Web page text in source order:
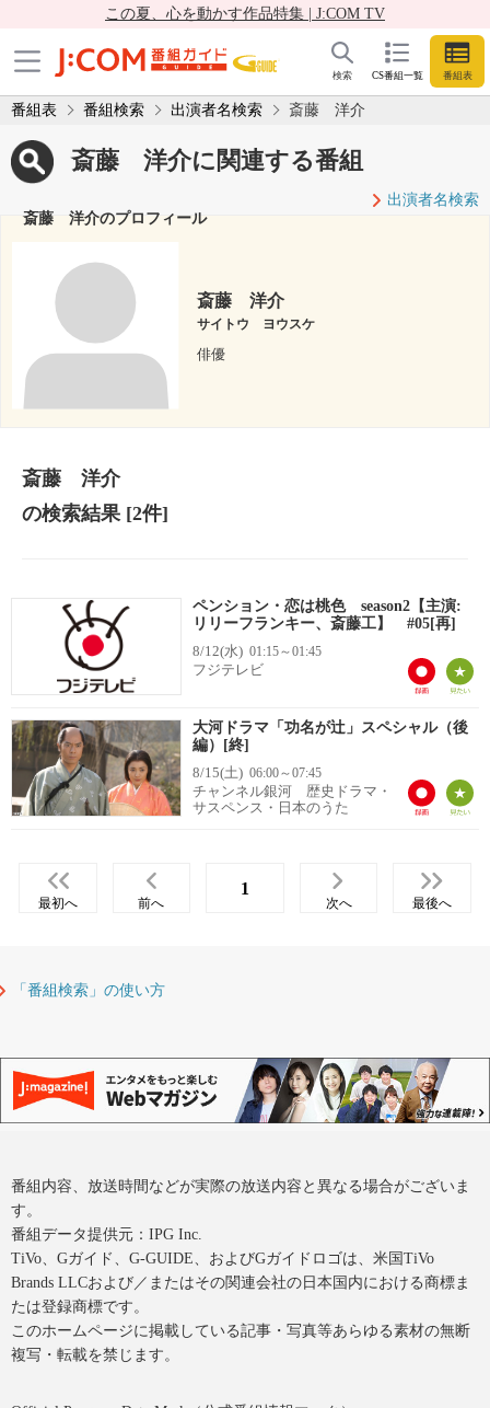
この夏、心を動かす作品特集 | J:COM TV
CS番組一覧 番組表
検索
番組表 番組検索 出演者名検索 斎藤 洋介
斎藤 洋介に関連する番組
出演者名検索
斎藤 洋介のプロフィール
斎藤 洋介
サイトウ ヨウスケ
俳優
斎藤 洋介
の検索結果[2件]
ペンション・恋は桃色 season2【主演:
リリーフランキー、斎藤工】 #05[再]
8/12(水) 01:15～01:45
フジテレビ
大河ドラマ「功名が辻」スペシャル（後
編）[終]
8/15(土) 06:00～07:45
チャンネル銀河 歴史ドラマ・
サスペンス・日本のうた
最初へ 前へ
1
次へ 最後へ
「番組検索」の使い方
番組内容、放送時間などが実際の放送内容と異なる場合がございま
す。
番組データ提供元：IPG Inc.
TiVo、Gガイド、G-GUIDE、およびGガイドロゴは、米国TiVo
Brands LLCおよび／またはその関連会社の日本国内における商標ま
たは登録商標です。
このホームページに掲載している記事・写真等あらゆる素材の無断
複写・転載を禁じます。